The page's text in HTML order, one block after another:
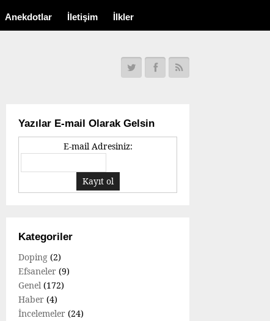
Anekdotlar İletişim İlkler
Yazılar E-mail Olarak Gelsin
E-mail Adresiniz:
Kategoriler
Doping (2)
Efsaneler (9)
Genel (172)
Haber (4)
İncelemeler (24)